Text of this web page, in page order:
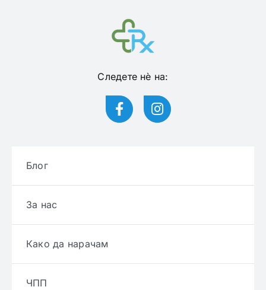
Следете нѐ на:
Блог
За нас
Како да нарачам
ЧПП